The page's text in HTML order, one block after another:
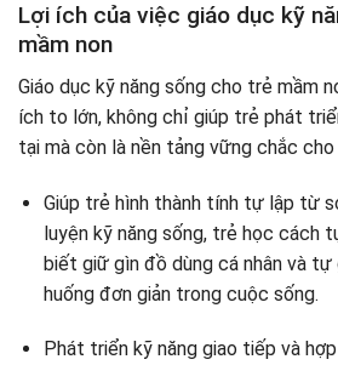
Lợi ích của việc giáo dục kỹ
mầm non
Giáo dục kỹ năng sống cho trẻ mầm
ích to lớn, không chỉ giúp trẻ phát
tại mà còn là nền tảng vững chắc
Giúp trẻ hình thành tính tự lập từ
luyện kỹ năng sống, trẻ học cách
biết giữ gìn đồ dùng cá nhân và
huống đơn giản trong cuộc sống.
Phát triển kỹ năng giao tiếp và